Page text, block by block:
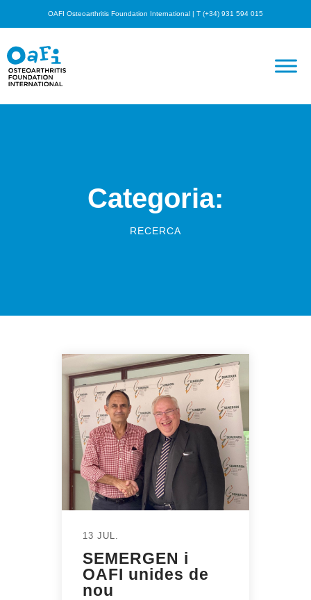
OAFI Osteoarthritis Foundation International | T (+34) 931 594 015
Categoria:
RECERCA
13 JUL.
SEMERGEN i
OAFI unides de
nou